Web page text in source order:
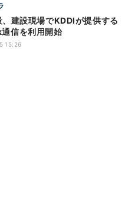
、建設現場でKDDIが提供する
信を利用開始
15:26